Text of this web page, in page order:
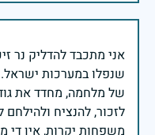
אני מתכבד להדליק נר
שנפלו במערכות ישראל.
של מלחמה, מחדד את
משפחות יקרות, אין די